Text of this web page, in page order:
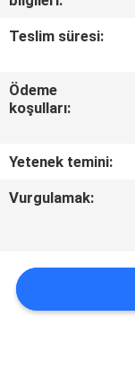
BIR
TEKLIF
VR
SITE
HARITASI
Teslim süresi:
Ödeme
koşulları:
Yetenek temini:
Vurgulamak: